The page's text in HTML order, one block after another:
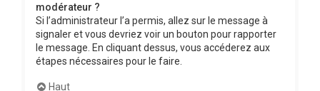
modérateur ?
Si l’administrateur l’a permis, allez sur le message à
signaler et vous devriez voir un bouton pour rapporter
le message. En cliquant dessus, vous accéderez aux
étapes nécessaires pour le faire.
Haut